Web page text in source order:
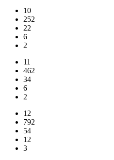
10
252
22
6
2
11
462
34
6
2
12
792
54
12
3